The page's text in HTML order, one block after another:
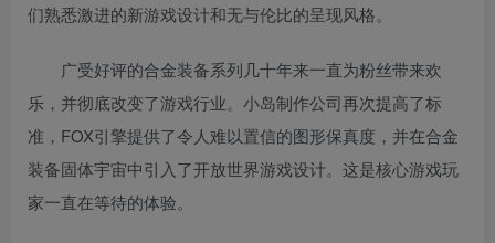
们熟悉激进的新游戏设计和无与伦比的呈现风格。
广受好评的合金装备系列几十年来一直为粉丝带来欢
乐，并彻底改变了游戏行业。小岛制作公司再次提高了标
准，FOX引擎提供了令人难以置信的图形保真度，并在合金
装备固体宇宙中引入了开放世界游戏设计。这是核心游戏玩
家一直在等待的体验。